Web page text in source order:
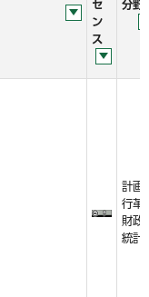
セ
ン
ス
分野
計画
行革
財政
統計